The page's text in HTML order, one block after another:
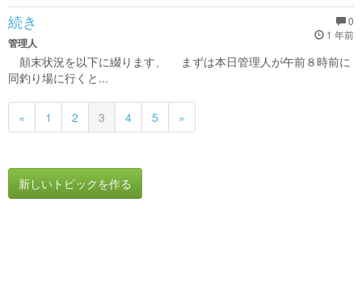
0
1 年前
続き
管理人
顛末状況を以下に綴ります、 まずは本日管理人が午前８時前に
同釣り場に行くと...
« 1 2 3 4 5 »
新しいトピックを作る